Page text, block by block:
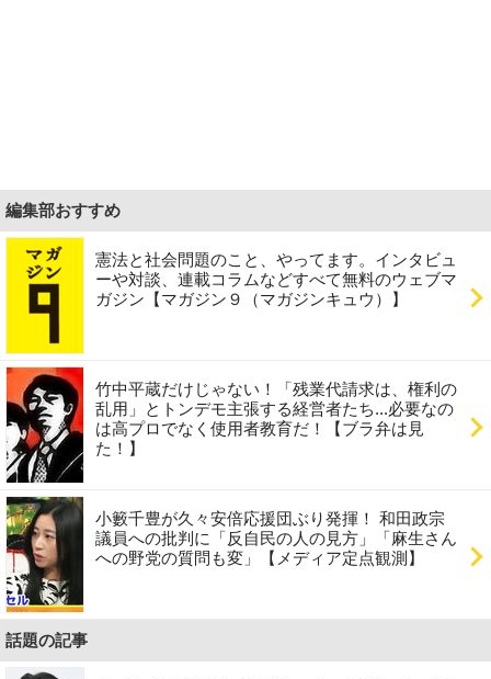
編集部おすすめ
憲法と社会問題のこと、やってます。インタビュ
ーや対談、連載コラムなどすべて無料のウェブマ
ガジン【マガジン９（マガジンキュウ）】
竹中平蔵だけじゃない！「残業代請求は、権利の
乱用」とトンデモ主張する経営者たち...必要なの
は高プロでなく使用者教育だ！【ブラ弁は見
た！】
小籔千豊が久々安倍応援団ぶり発揮！ 和田政宗
議員への批判に「反自民の人の見方」「麻生さん
への野党の質問も変」【メディア定点観測】
話題の記事